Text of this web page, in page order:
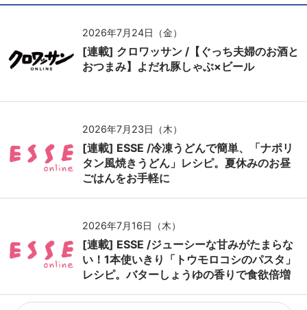
2026年7月24日（金）
[連載] クロワッサン /【ぐっち夫婦のお酒と
おつまみ】よだれ豚しゃぶ×ビール
2026年7月23日（木）
[連載] ESSE /冷凍うどんで簡単、「ナポリ
タン風焼きうどん」レシピ。夏休みのお昼
ごはんをお手軽に
2026年7月16日（木）
[連載] ESSE /ジューシーな甘みがたまらな
い！1本使いきり「トウモロコシのパスタ」
レシピ。バターしょうゆの香りで食欲倍増